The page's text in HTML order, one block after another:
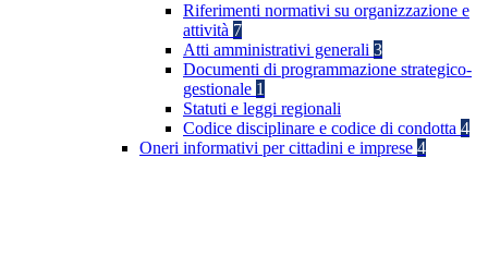
Riferimenti normativi su organizzazione e
attività 7
Atti amministrativi generali 3
Documenti di programmazione strategico-
gestionale 1
Statuti e leggi regionali
Codice disciplinare e codice di condotta 4
Oneri informativi per cittadini e imprese 4